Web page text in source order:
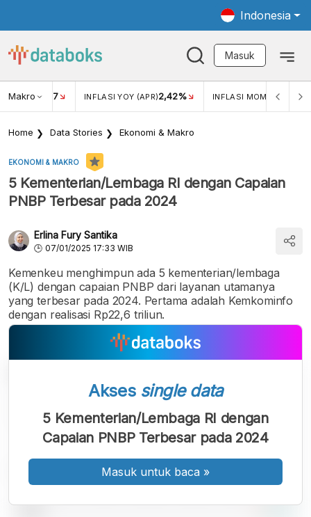
Indonesia
Masuk
Makro
USD/IDR 17 INFLASI YOY (APR)2,42% INFLASI MOM (MAR)
Home Data Stories Ekonomi & Makro
EKONOMI & MAKRO
5 Kementerian/Lembaga RI dengan Capaian
PNBP Terbesar pada 2024
Erlina Fury Santika
07/01/2025 17:33 WIB
Kemenkeu menghimpun ada 5 kementerian/lembaga
(K/L) dengan capaian PNBP dari layanan utamanya
yang terbesar pada 2024. Pertama adalah Kemkominfo
dengan realisasi Rp22,6 triliun.
Akses single data
5 Kementerian/Lembaga RI dengan
Capaian PNBP Terbesar pada 2024
Masuk untuk baca »